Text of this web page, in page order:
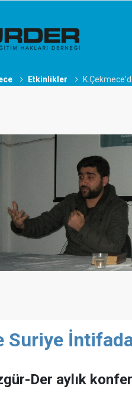
Etkinlikler
Der aylık